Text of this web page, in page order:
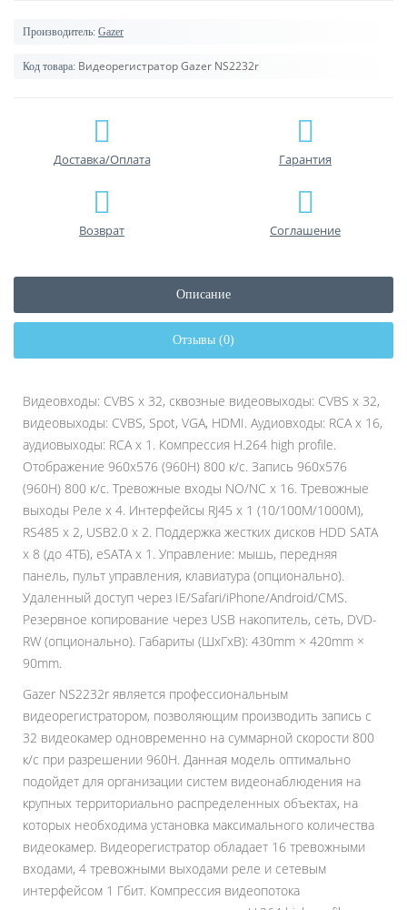
Производитель: Gazer
Код товара: Видеорегистратор Gazer NS2232r
Доставка/Оплата Гарантия
Возврат Соглашение
Описание
Отзывы (0)
Видеовходы: CVBS x 32, сквозные видеовыходы: CVBS x 32,
видеовыходы: CVBS, Spot, VGA, HDMI. Аудиовходы: RCA x 16,
аудиовыходы: RCA x 1. Компрессия H.264 high profile.
Отображение 960x576 (960H) 800 к/с. Запись 960x576
(960H) 800 к/с. Тревожные входы NO/NC x 16. Тревожные
выходы Реле х 4. Интерфейсы RJ45 х 1 (10/100M/1000M),
RS485 x 2, USB2.0 x 2. Поддержка жестких дисков HDD SATA
x 8 (до 4ТБ), eSATA x 1. Управление: мышь, передняя
панель, пульт управления, клавиатура (опционально).
Удаленный доступ через IE/Safari/iPhone/Android/CMS.
Резервное копирование через USB накопитель, сеть, DVD-
RW (опционально). Габариты (ШхГхВ): 430mm × 420mm ×
90mm.
Gazer NS2232r является профессиональным
видеорегистратором, позволяющим производить запись с
32 видеокамер одновременно на суммарной скорости 800
к/с при разрешении 960H. Данная модель оптимально
подойдет для организации систем видеонаблюдения на
крупных территориально распределенных объектах, на
которых необходима установка максимального количества
видеокамер. Видеорегистратор обладает 16 тревожными
входами, 4 тревожными выходами реле и сетевым
интерфейсом 1 Гбит. Компрессия видеопотока